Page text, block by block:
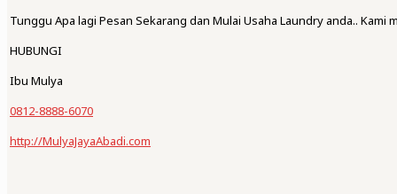
Tunggu Apa lagi Pesan Sekarang dan Mulai Usaha Laundry anda..
HUBUNGI
Ibu Mulya
0812-8888-6070
http://MulyaJayaAbadi.com